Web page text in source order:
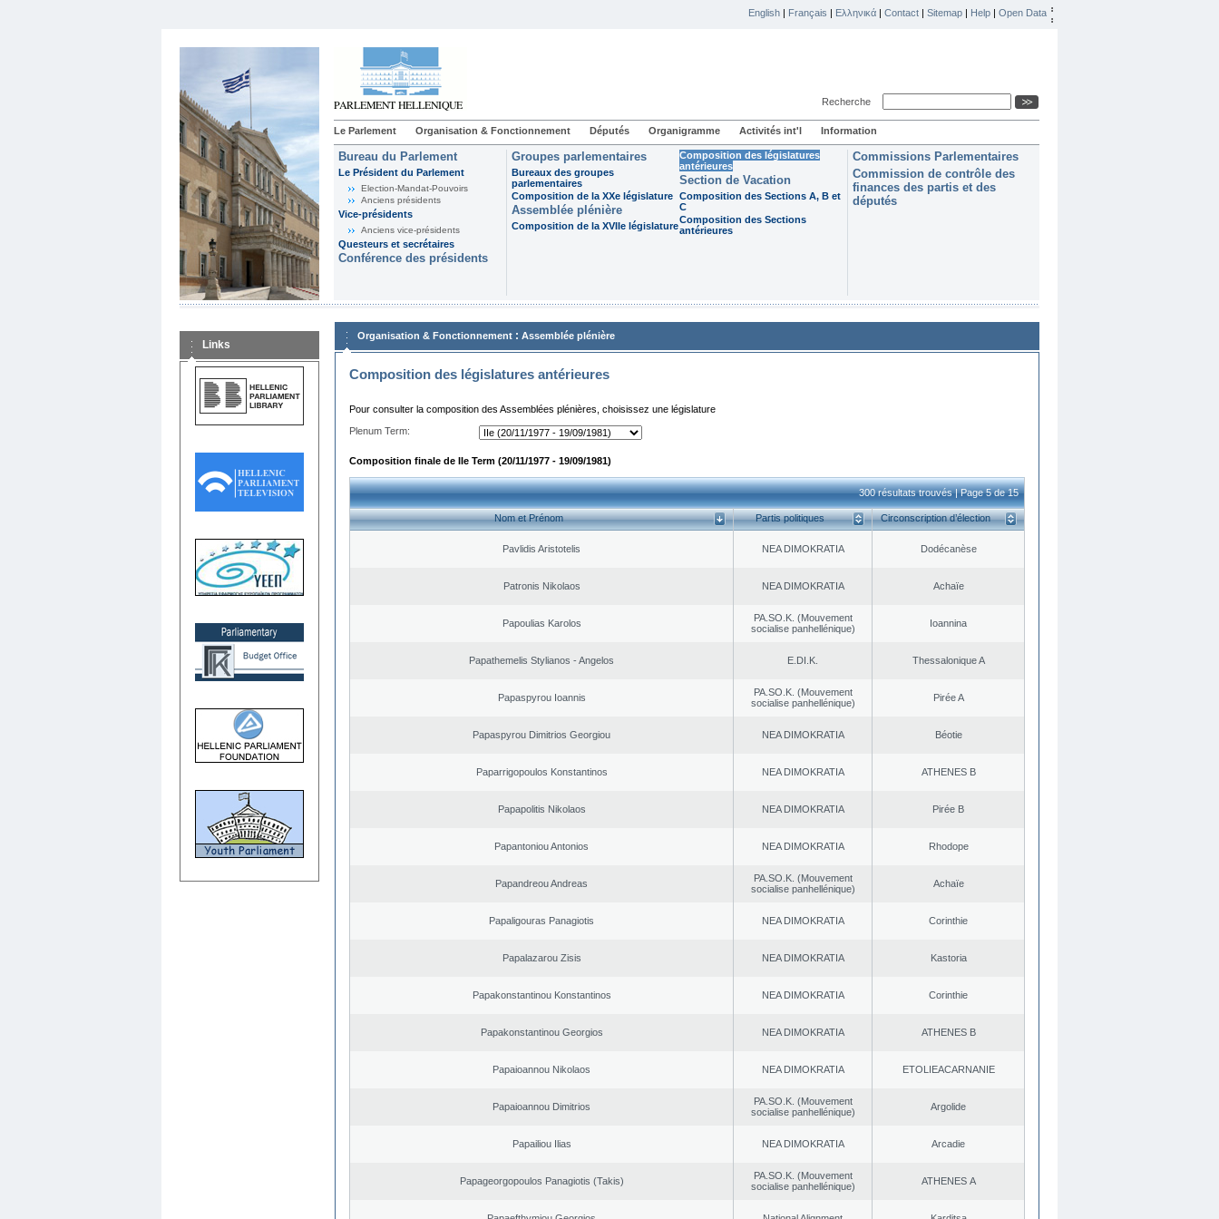
English | Français | Ελληνικά | Contact | Sitemap | Help | Open Data
Recherche
Le Parlement Organisation & Fonctionnement Députés Organigramme Activités int'l Information
Bureau du Parlement
Le Président du Parlement
Election-Mandat-Pouvoirs
Anciens présidents
Vice-présidents
Anciens vice-présidents
Questeurs et secrétaires
Conférence des présidents
Groupes parlementaires
Bureaux des groupes
parlementaires
Composition de la XXe législature
Assemblée plénière
Composition de la XVIIe législature
Composition des législatures
antérieures
Section de Vacation
Composition des Sections A, B et
C
Composition des Sections
antérieures
Commissions Parlementaires
Commission de contrôle des
finances des partis et des
députés
Links
Organisation & Fonctionnement : Assemblée plénière
Composition des législatures antérieures
Pour consulter la composition des Assemblées plénières, choisissez une législature
Plenum Term:
Composition finale de IIe Term (20/11/1977 - 19/09/1981)
300 résultats trouvés | Page 5 de 15
Nom et Prénom Partis politiques Circonscription d’élection
Pavlidis Aristotelis NEA DΙMOKRATIA Dodécanèse
Patronis Nikolaos NEA DΙMOKRATIA Achaïe
Papoulias Karolos
PA.SO.K. (Mouvement
socialise panhellénique)
Ioannina
Papathemelis Stylianos - Angelos E.DI.K. Thessalonique A
Papaspyrou Ioannis
PA.SO.K. (Mouvement
socialise panhellénique)
Pirée A
Papaspyrou Dimitrios Georgiou NEA DΙMOKRATIA Béotie
Paparrigopoulos Konstantinos NEA DΙMOKRATIA ATHENES Β
Papapolitis Nikolaos NEA DΙMOKRATIA Pirée B
Papantoniou Antonios NEA DΙMOKRATIA Rhodope
Papandreou Andreas
PA.SO.K. (Mouvement
socialise panhellénique)
Achaïe
Papaligouras Panagiotis NEA DΙMOKRATIA Corinthie
Papalazarou Zisis NEA DΙMOKRATIA Kastoria
Papakonstantinou Konstantinos NEA DΙMOKRATIA Corinthie
Papakonstantinou Georgios NEA DΙMOKRATIA ATHENES Β
Papaioannou Nikolaos NEA DΙMOKRATIA EΤOLIEACARNANIE
Papaioannou Dimitrios
PA.SO.K. (Mouvement
socialise panhellénique)
Argolide
Papailiou Ilias NEA DΙMOKRATIA Arcadie
Papageorgopoulos Panagiotis (Takis)
PA.SO.K. (Mouvement
socialise panhellénique)
ATHENES Α